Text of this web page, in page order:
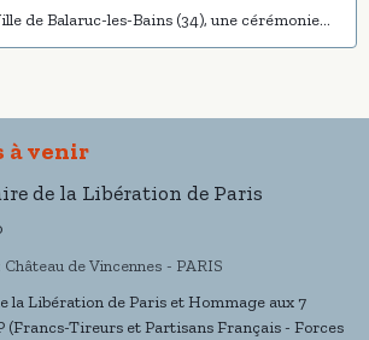
de Balaruc-les-Bains (34), une cérémonie
s'est déroulée en mairie afin
de la Libération de Paris
de Vincennes - PARIS
la Libération de Paris et Hommage aux 7
(Francs-Tireurs et Partisans Français - Forces